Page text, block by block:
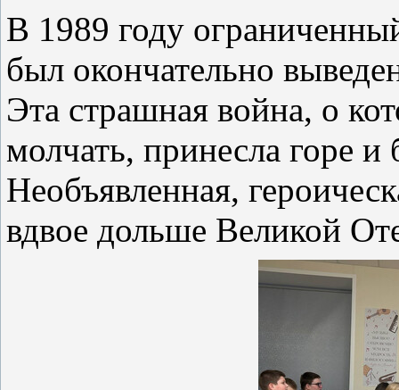
В 1989 году
был окончательно
Эта страшная война, о
молчать, принесла горе
Необъявленная,
вдвое дольше Великой